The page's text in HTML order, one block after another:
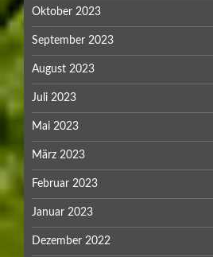
Oktober 2023
September 2023
August 2023
Juli 2023
Mai 2023
März 2023
Februar 2023
Januar 2023
Dezember 2022